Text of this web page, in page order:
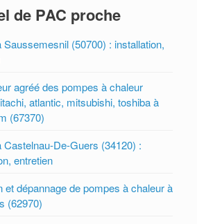
de PAC proche
(50700) : installation,
agréé des pompes à chaleur
atlantic, mitsubishi, toshiba à
(67370)
De-Guers (34120) :
entretien
et dépannage de pompes à chaleur à
(62970)